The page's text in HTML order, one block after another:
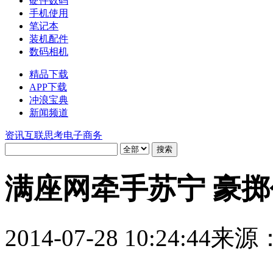
手机使用
笔记本
装机配件
数码相机
精品下载
APP下载
冲浪宝典
新闻频道
资讯互联思考电子商务
满座网牵手苏宁 豪
2014-07-28 10:24:44来源